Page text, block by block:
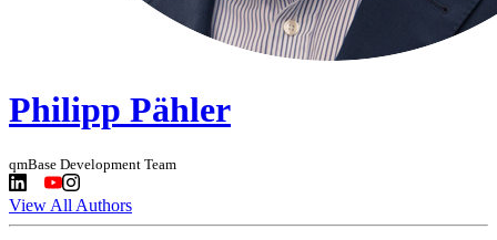
Philipp Pähler
qmBase Development Team
View All Authors